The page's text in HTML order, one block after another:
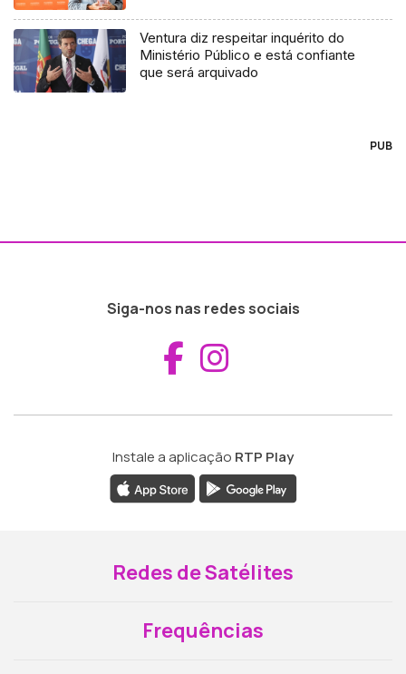
Ventura diz respeitar inquérito do
Ministério Público e está confiante
que será arquivado
PUB
Siga-nos nas redes sociais
Aceder ao
Instale a aplicação RTP Play
Redes de Satélites
Frequências